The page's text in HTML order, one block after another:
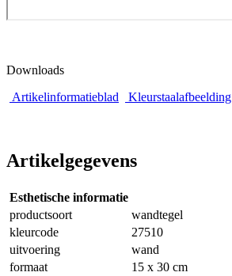
Downloads
Artikelinformatieblad
Kleurstaalafbeelding
Artikelgegevens
Esthetische informatie
productsoort
wandtegel
kleurcode
27510
uitvoering
wand
formaat
15 x 30 cm